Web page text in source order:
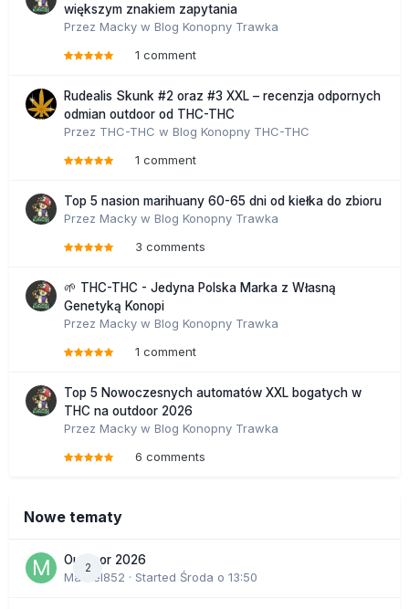
większym znakiem zapytania
Przez Macky w Blog Konopny Trawka
1 comment
Rudealis Skunk #2 oraz #3 XXL – recenzja odpornych
odmian outdoor od THC-THC
Przez THC-THC w Blog Konopny THC-THC
1 comment
Top 5 nasion marihuany 60-65 dni od kiełka do zbioru
Przez Macky w Blog Konopny Trawka
3 comments
🌱 THC-THC - Jedyna Polska Marka z Własną
Genetyką Konopi
Przez Macky w Blog Konopny Trawka
1 comment
Top 5 Nowoczesnych automatów XXL bogatych w
THC na outdoor 2026
Przez Macky w Blog Konopny Trawka
6 comments
Nowe tematy
2
Outdoor 2026
Marcel852 · Started Środa o 13:50